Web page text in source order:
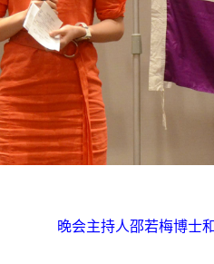
晚会主持人邵若梅博士